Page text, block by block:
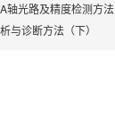
轴光路及精度检测方法
与诊断方法（下）